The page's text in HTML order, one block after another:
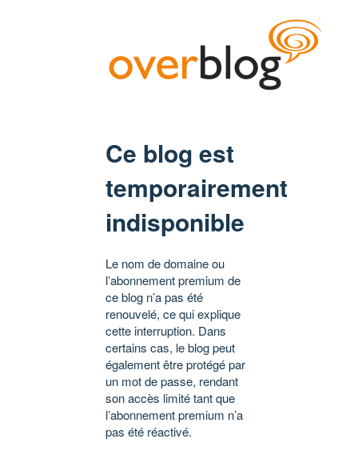
Ce blog est
temporairement
indisponible
Le nom de domaine ou
l’abonnement premium de
ce blog n’a pas été
renouvelé, ce qui explique
cette interruption. Dans
certains cas, le blog peut
également être protégé par
un mot de passe, rendant
son accès limité tant que
l’abonnement premium n’a
pas été réactivé.